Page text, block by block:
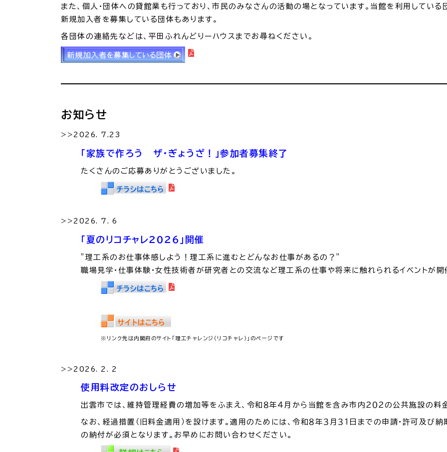
くらしの便利情報 子育て便利帳
市役所へのアクセス
また、個人・団体への貸館業も行っており、市民のみなさんの活動の場となっています。当館を利用している
新規加入者を募集している団体もあります。
各団体の連絡先などは、平田ふれんどりーハウスまでお尋ねく ださい。
お知らせ
>>2026. 7.23
「家族で作ろう ザ・ぎょうざ！」参加者募集終了
たくさんのご応募ありがとうございました。
>>2026. 7. 6
「夏のリコチャレ２０２６」開催
”理工系のお仕事体感しよう！理工系に進むとどんなお仕事があるの？”
職場見学・仕事体験・女性技術者が研究者との交流など理工系の仕事や将来に触れられるイベントが開
※リンク先は内閣府のサイト「理工チャレンジ（リコチャレ）」のページです
>>2026. 2. 2
使用料改定のおしらせ
出雲市では、維持管理経費の増加等をふまえ、令和８年４月から当館を含み市内２０２の公共施設の料
なお、経過措置（旧料金適用）を設けます。適用のためには、令和８年３月３１日までの申請・許可及び
の納付が必須となります。お早めにお問い合わせください。